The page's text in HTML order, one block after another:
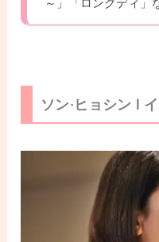
ソン·ヒョシン l